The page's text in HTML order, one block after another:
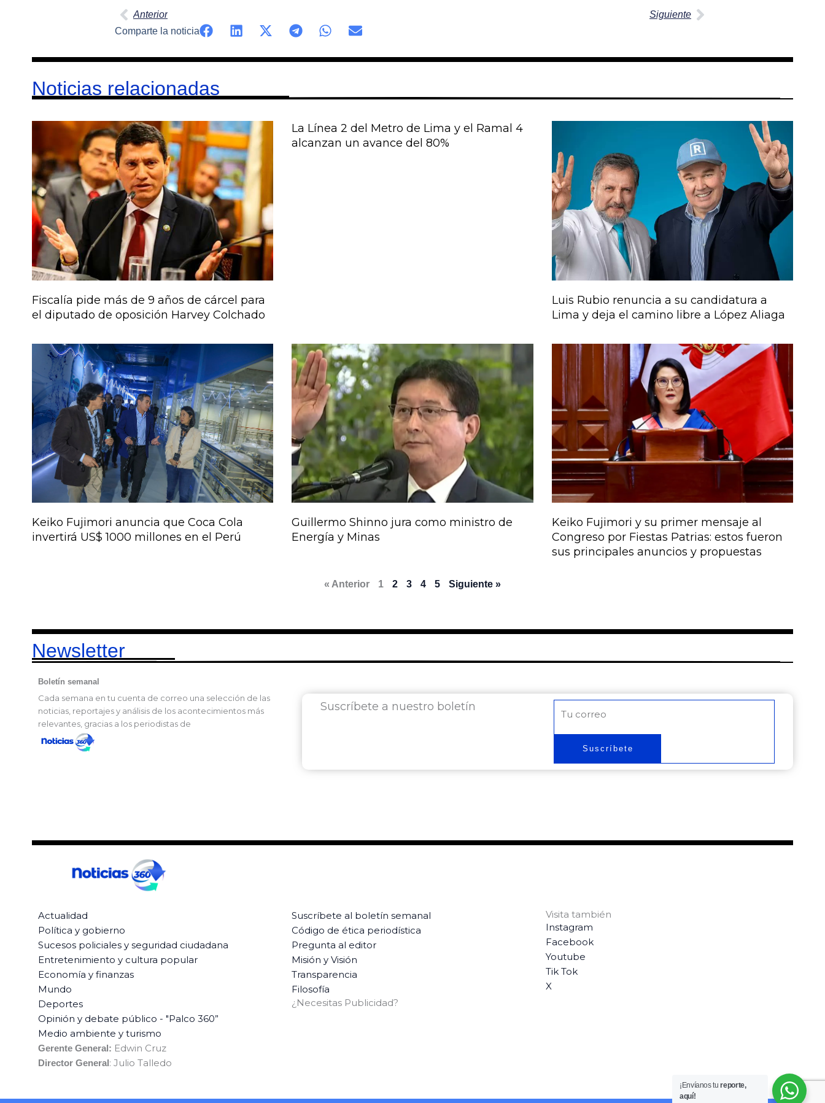
Anterior Siguiente
Comparte la noticia
Noticias relacionadas
Fiscalía pide más de 9 años de cárcel para
el diputado de oposición Harvey Colchado
La Línea 2 del Metro de Lima y el Ramal 4
alcanzan un avance del 80%
Luis Rubio renuncia a su candidatura a
Lima y deja el camino libre a López Aliaga
Keiko Fujimori anuncia que Coca Cola
invertirá US$ 1000 millones en el Perú
Guillermo Shinno jura como ministro de
Energía y Minas
Keiko Fujimori y su primer mensaje al
Congreso por Fiestas Patrias: estos fueron
sus principales anuncios y propuestas
« Anterior 1 2 3 4 5 Siguiente »
Newsletter
Boletín semanal
Cada semana en tu cuenta de correo una selección de las
noticias, reportajes y análisis de los acontecimientos más
relevantes, gracias a los periodistas de
Suscríbete a nuestro boletín
Suscríbete
Actualidad
Política y gobierno
Sucesos policiales y seguridad ciudadana
Entretenimiento y cultura popular
Economía y finanzas
Mundo
Deportes
Opinión y debate público - "Palco 360”
Medio ambiente y turismo
Gerente General: Edwin Cruz
Director General: Julio Talledo
Suscríbete al boletín semanal
Código de ética periodística
Pregunta al editor
Misión y Visión
Transparencia
Filosofía
¿Necesitas Publicidad?
Visita también
Instagram
Facebook
Youtube
Tik Tok
X
¡Envíanos tureporte,
aquí!